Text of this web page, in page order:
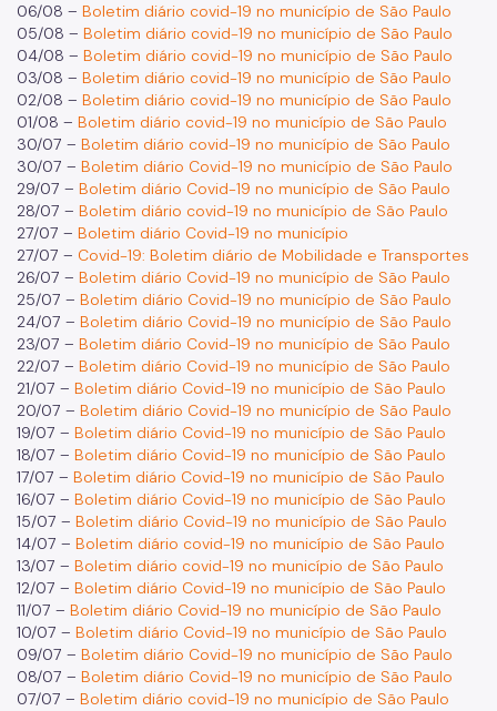
06/08 – Boletim diário covid-19 no município de São Paulo
05/08 – Boletim diário covid-19 no município de São Paulo
04/08 – Boletim diário covid-19 no município de São Paulo
03/08 – Boletim diário covid-19 no município de São Paulo
02/08 – Boletim diário covid-19 no município de São Paulo
01/08 – Boletim diário covid-19 no município de São Paulo
30/07 – Boletim diário covid-19 no município de São Paulo
30/07 – Boletim diário Covid-19 no município de São Paulo
29/07 – Boletim diário Covid-19 no município de São Paulo
28/07 – Boletim diário covid-19 no município de São Paulo
27/07 – Boletim diário Covid-19 no município
27/07 – Covid-19: Boletim diário de Mobilidade e Transportes
26/07 – Boletim diário Covid-19 no município de São Paulo
25/07 – Boletim diário Covid-19 no município de São Paulo
24/07 – Boletim diário Covid-19 no município de São Paulo
23/07 – Boletim diário Covid-19 no município de São Paulo
22/07 – Boletim diário Covid-19 no município de São Paulo
21/07 – Boletim diário Covid-19 no município de São Paulo
20/07 – Boletim diário Covid-19 no município de São Paulo
19/07 – Boletim diário Covid-19 no município de São Paulo
18/07 – Boletim diário Covid-19 no município de São Paulo
17/07 – Boletim diário Covid-19 no município de São Paulo
16/07 – Boletim diário Covid-19 no município de São Paulo
15/07 – Boletim diário Covid-19 no município de São Paulo
14/07 – Boletim diário covid-19 no município de São Paulo
13/07 – Boletim diário covid-19 no município de São Paulo
12/07 – Boletim diário Covid-19 no município de São Paulo
11/07 – Boletim diário Covid-19 no município de São Paulo
10/07 – Boletim diário Covid-19 no município de São Paulo
09/07 – Boletim diário Covid-19 no município de São Paulo
08/07 – Boletim diário Covid-19 no município de São Paulo
07/07 – Boletim diário covid-19 no município de São Paulo